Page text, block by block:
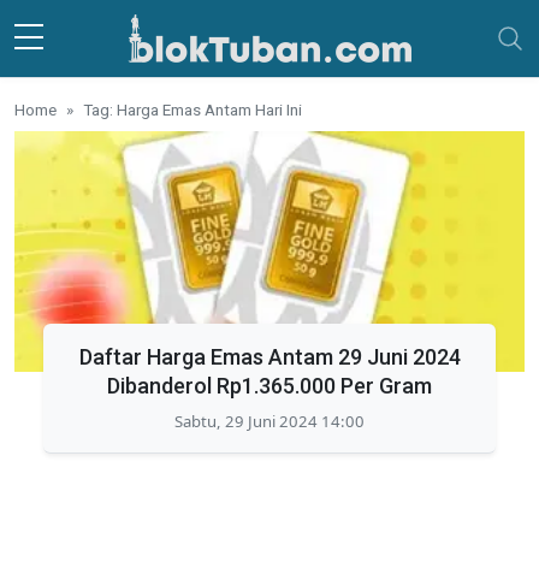
Skip to main content
Home Tag: Harga Emas Antam Hari Ini
Daftar Harga Emas Antam 29 Juni 2024
Dibanderol Rp1.365.000 Per Gram
Sabtu, 29 Juni 2024 14:00